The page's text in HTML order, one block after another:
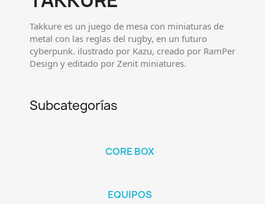
Takkure es un juego de mesa con miniaturas de
metal con las reglas del rugby, en un futuro
cyberpunk. ilustrado por Kazu, creado por RamPer
Design y editado por Zenit miniatures.
Subcategorías
CORE BOX
EQUIPOS